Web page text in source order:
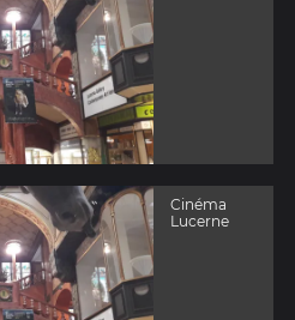
Cinéma
Lucerne